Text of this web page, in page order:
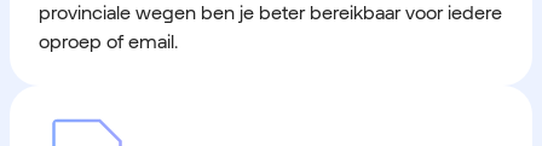
provinciale wegen ben je beter bereikbaar voor iedere
oproep of email.